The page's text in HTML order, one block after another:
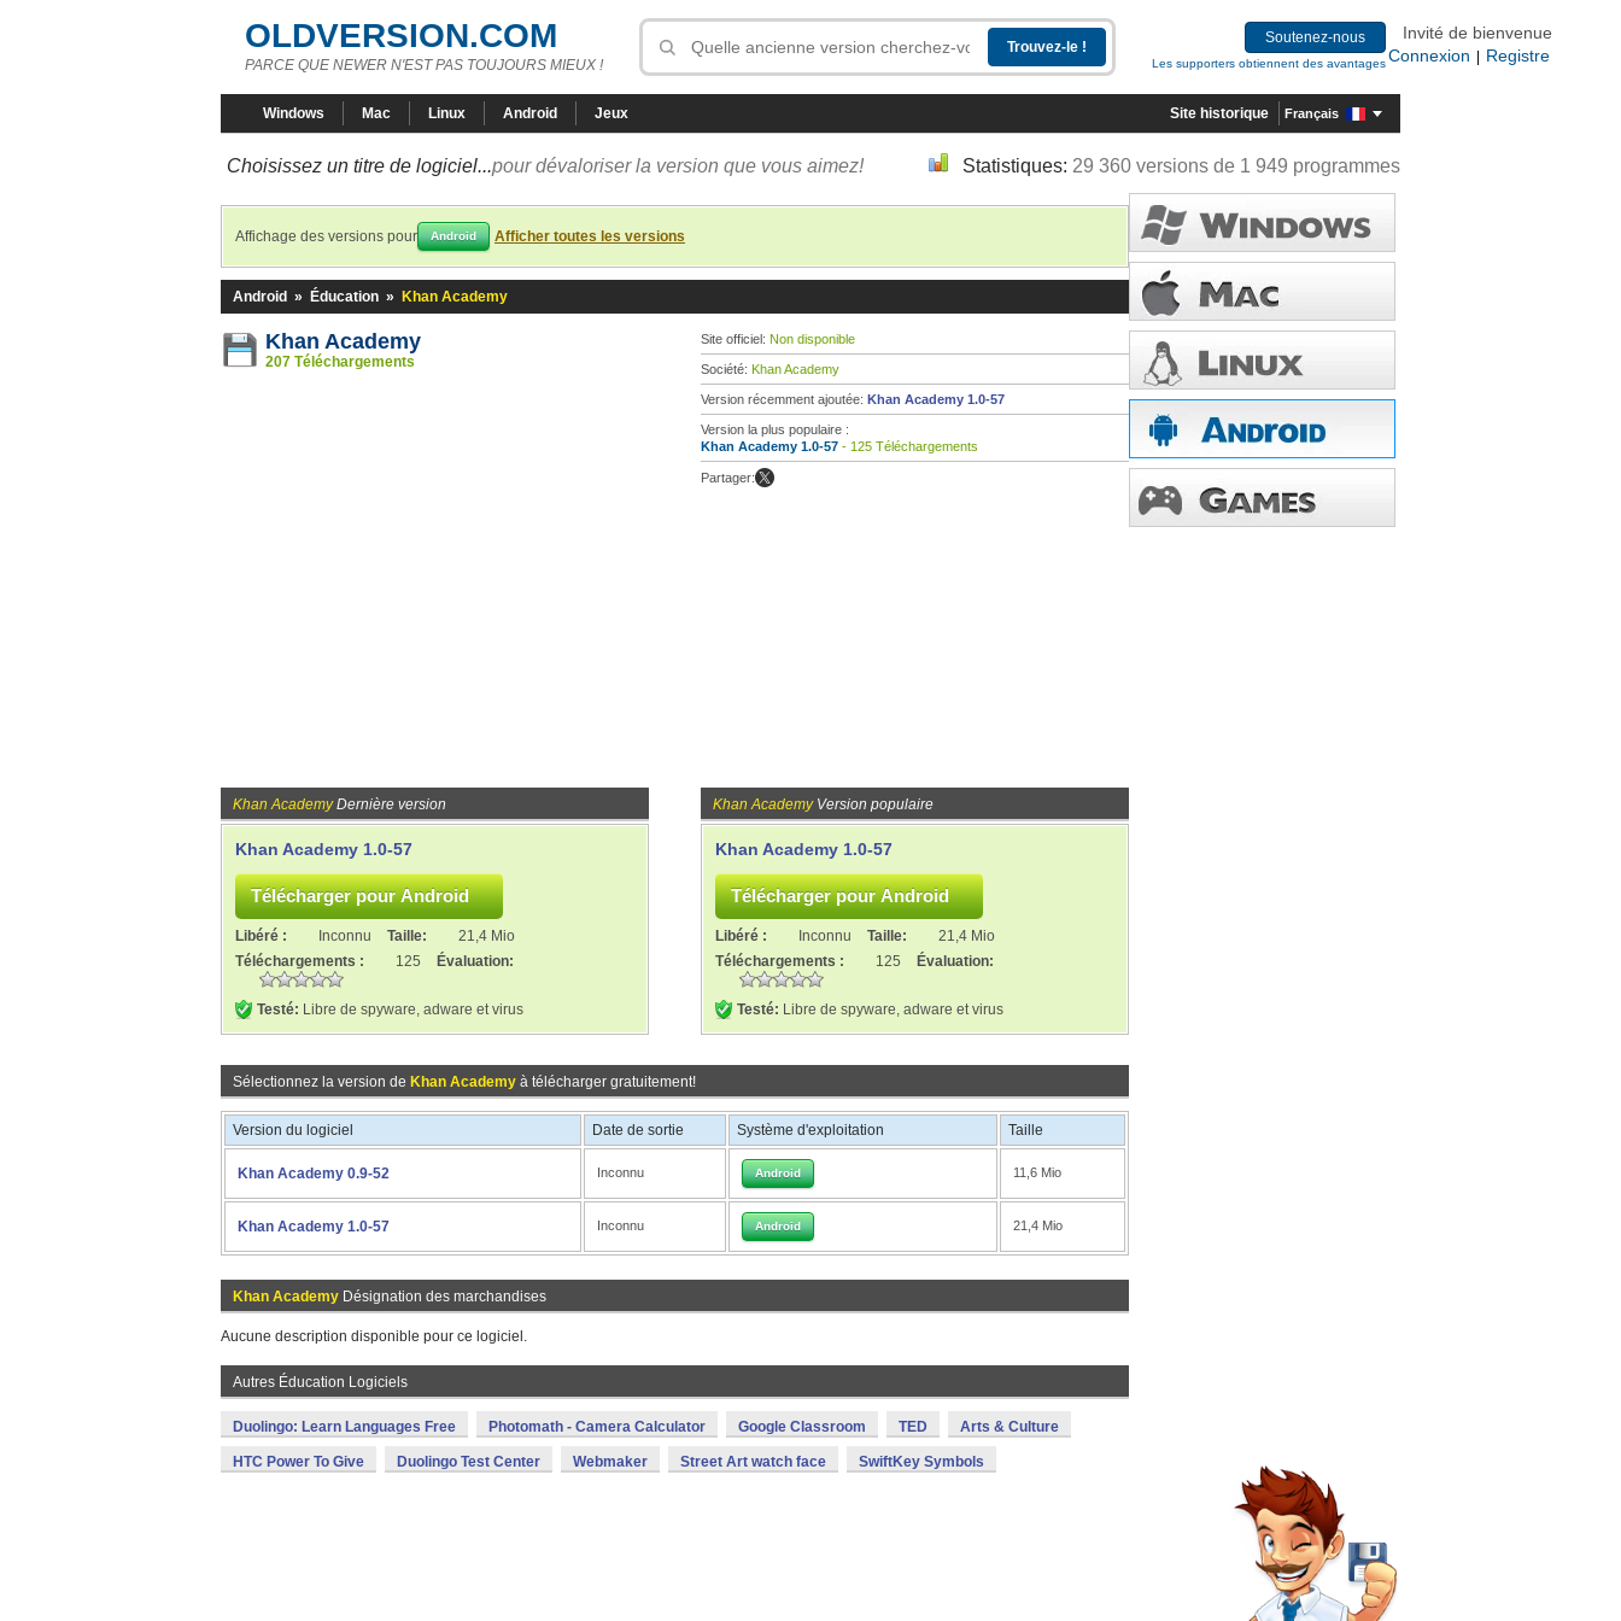
OLDVERSION.COM
PARCE QUE NEWER N'EST PAS TOUJOURS MIEUX !
Soutenez-nous
Les supporters obtiennent des avantages
Invité de bienvenue
Connexion
Registre
Windows Mac Linux Android Jeux Site historique Français
Choisissez un titre de logiciel...pour dévaloriser la version que vous aimez! Statistiques: 29 360 versions de 1 949 programmes
Affichage des versions pour Android Afficher toutes les versions
Android » Éducation » Khan Academy
Khan Academy
207 Téléchargements
Site officiel: Non disponible
Société: Khan Academy
Version récemment ajoutée: Khan Academy 1.0-57
Version la plus populaire :
Khan Academy 1.0-57 - 125 Téléchargements
Partager:
Khan AcademyDernière version
Khan Academy 1.0-57
Libéré : Inconnu Taille:
21,4 Mio
Téléchargements :
125 Évaluation:
Testé: Libre de spyware, adware et virus
Khan AcademyVersion populaire
Khan Academy 1.0-57
Libéré : Inconnu Taille:
21,4 Mio
Téléchargements :
125 Évaluation:
Testé: Libre de spyware, adware et virus
Sélectionnez la version de Khan Academy à télécharger gratuitement!
Version du logiciel Date de sortie Système d'exploitation Taille
Khan Academy 0.9-52 Inconnu Android 11,6 Mio
Khan Academy 1.0-57 Inconnu Android 21,4 Mio
Khan Academy Désignation des marchandises
Aucune description disponible pour ce logiciel.
Autres Éducation Logiciels
Duolingo: Learn Languages Free Photomath - Camera Calculator Google Classroom TED Arts & Culture
HTC Power To Give Duolingo Test Center Webmaker Street Art watch face SwiftKey Symbols